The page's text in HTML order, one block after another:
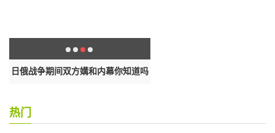
日俄战争期间双方媾和内幕你知道吗
热门